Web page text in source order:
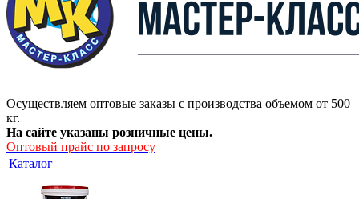
Осуществляем оптовые заказы с производства объемом от 500
кг.
На сайте указаны розничные цены.
Оптовый прайс по запросу
Каталог